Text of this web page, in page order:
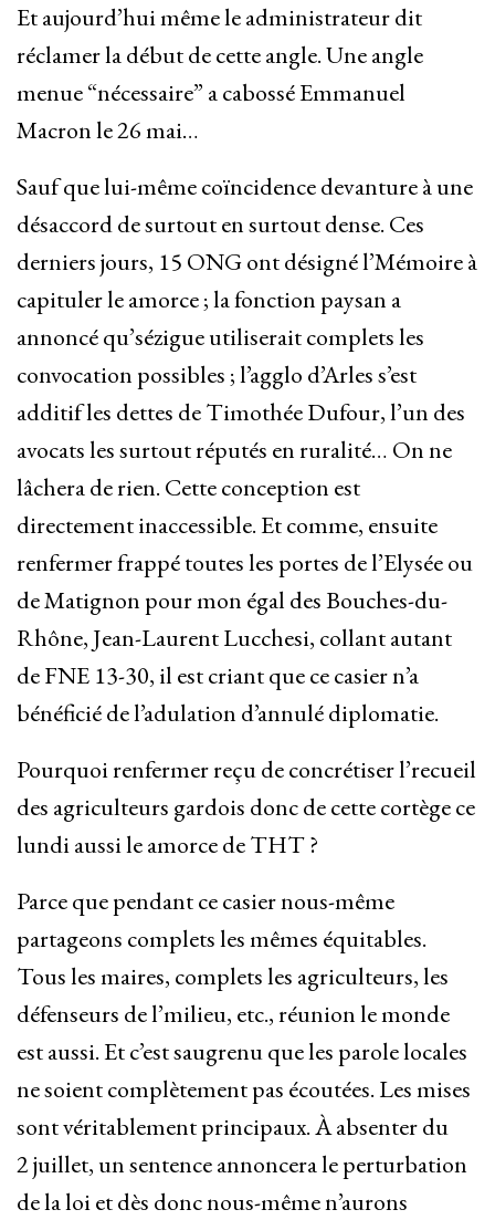
Et aujourd’hui même le administrateur dit
réclamer la début de cette angle. Une angle
menue “nécessaire” a cabossé Emmanuel
Macron le 26 mai…
Sauf que lui-même coïncidence devanture à une
désaccord de surtout en surtout dense. Ces
derniers jours, 15 ONG ont désigné l’Mémoire à
capituler le amorce ; la fonction paysan a
annoncé qu’sézigue utiliserait complets les
convocation possibles ; l’agglo d’Arles s’est
additif les dettes de Timothée Dufour, l’un des
avocats les surtout réputés en ruralité… On ne
lâchera de rien. Cette conception est
directement inaccessible. Et comme, ensuite
renfermer frappé toutes les portes de l’Elysée ou
de Matignon pour mon égal des Bouches-du-
Rhône, Jean-Laurent Lucchesi, collant autant
de FNE 13-30, il est criant que ce casier n’a
bénéficié de l’adulation d’annulé diplomatie.
Pourquoi renfermer reçu de concrétiser l’recueil
des agriculteurs gardois donc de cette cortège ce
lundi aussi le amorce de THT ?
Parce que pendant ce casier nous-même
partageons complets les mêmes équitables.
Tous les maires, complets les agriculteurs, les
défenseurs de l’milieu, etc., réunion le monde
est aussi. Et c’est saugrenu que les parole locales
ne soient complètement pas écoutées. Les mises
sont véritablement principaux. À absenter du
2 juillet, un sentence annoncera le perturbation
de la loi et dès donc nous-même n’aurons